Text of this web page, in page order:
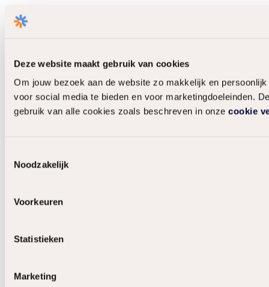
Deze website maakt gebruik van cookies
Om jouw bezoek aan de website zo makkelijk en
voor social media te bieden en voor marketingdoeleinden.
gebruik van alle cookies zoals beschreven in onze cookie
Noodzakelijk
Voorkeuren
Statistieken
Marketing